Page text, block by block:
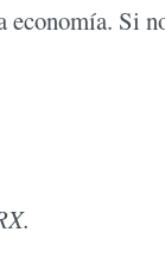
Si